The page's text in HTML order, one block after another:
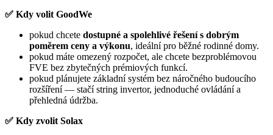
✅ Kdy volit GoodWe
pokud chcete dostupné a spolehlivé řešení s dobrým
poměrem ceny a výkonu, ideální pro běžné rodinné domy.
pokud máte omezený rozpočet, ale chcete bezproblémovou
FVE bez zbytečných prémiových funkcí.
pokud plánujete základní systém bez náročného budoucího
rozšíření — stačí string invertor, jednoduché ovládání a
přehledná údržba.
✅ Kdy zvolit Solax